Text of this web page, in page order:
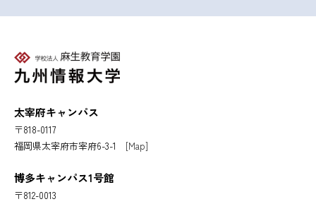
太宰府キャンパス
〒818-0117
福岡県太宰府市宰府6-3-1 [Map]
博多キャンパス1号館
〒812-0013